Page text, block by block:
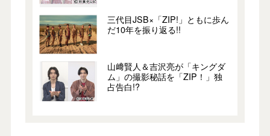
三代目JSB×「ZIP!」ともに歩ん
だ10年を振り返る!!
山﨑賢人＆吉沢亮が「キングダ
ム」の撮影秘話を「ZIP！」独
占告白!?